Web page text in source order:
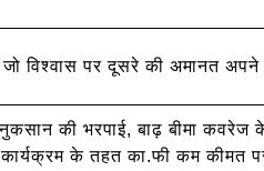
जो विश्वास पर दूसरे की अमानत अपने
की भरपाई, बाढ़ बीमा कवरेज के
के तहत का.फी कम कीमत